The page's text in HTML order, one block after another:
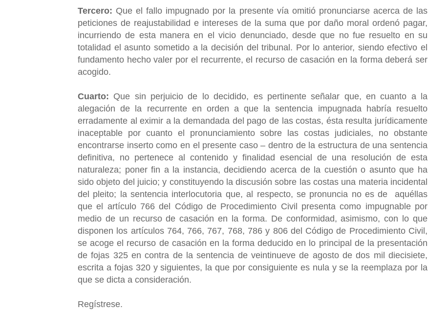
Tercero: Que el fallo impugnado por la presente vía omitió pronunciarse acerca de las
peticiones de reajustabilidad e intereses de la suma que por daño moral ordenó pagar,
incurriendo de esta manera en el vicio denunciado, desde que no fue resuelto en su
totalidad el asunto sometido a la decisión del tribunal. Por lo anterior, siendo efectivo el
fundamento hecho valer por el recurrente, el recurso de casación en la forma deberá ser
acogido.
Cuarto: Que sin perjuicio de lo decidido, es pertinente señalar que, en cuanto a la
alegación de la recurrente en orden a que la sentencia impugnada habría resuelto
erradamente al eximir a la demandada del pago de las costas, ésta resulta jurídicamente
inaceptable por cuanto el pronunciamiento sobre las costas judiciales, no obstante
encontrarse inserto como en el presente caso – dentro de la estructura de una sentencia
definitiva, no pertenece al contenido y finalidad esencial de una resolución de esta
naturaleza; poner fin a la instancia, decidiendo acerca de la cuestión o asunto que ha
sido objeto del juicio; y constituyendo la discusión sobre las costas una materia incidental
del pleito; la sentencia interlocutoria que, al respecto, se pronuncia no es de aquéllas
que el artículo 766 del Código de Procedimiento Civil presenta como impugnable por
medio de un recurso de casación en la forma. De conformidad, asimismo, con lo que
disponen los artículos 764, 766, 767, 768, 786 y 806 del Código de Procedimiento Civil,
se acoge el recurso de casación en la forma deducido en lo principal de la presentación
de fojas 325 en contra de la sentencia de veintinueve de agosto de dos mil diecisiete,
escrita a fojas 320 y siguientes, la que por consiguiente es nula y se la reemplaza por la
que se dicta a consideración.
Regístrese.